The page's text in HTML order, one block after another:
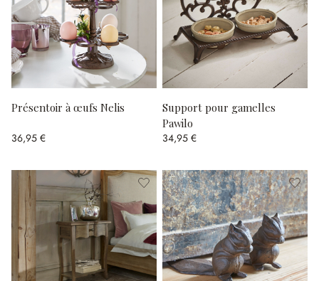
Présentoir à œufs Nelis
36,95 €
Support pour gamelles
Pawilo
34,95 €